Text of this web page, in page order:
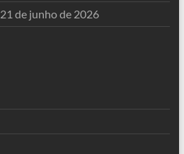
21 de junho de 2026